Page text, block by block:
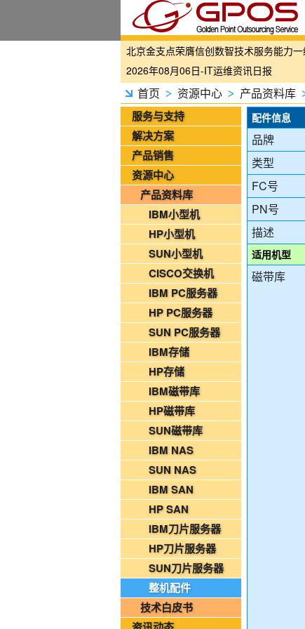
国家铁路局关于印发《“十四五”铁路科技
2026年08月06日-IT运维资讯日报
2026年08月06日-铁路智慧运维资讯日报
2026年08月06日-烟草IT运维资讯日报
2026年08月05日-金支点IT运维资讯日报
2026年08月05日-金支点铁路智慧运维资
2026年08月05日-金支点烟草IT运维资讯
20260804-金支点IT运维资讯日报
20260804-金支点铁路智慧运维资讯日报
20260804-金支点烟草IT运维资讯日报
2026年08月03日-金支点IT运维资讯日报
2026年08月03日-金支点铁路智慧运维资
2026年08月03日-金支点烟草IT运维资讯
2026年08月02日-金支点IT运维资讯日报
2026年08月02日-金支点铁路智慧运维资
国家铁路局关于印发《“十四五”铁路科
2026年08月06日-IT运维资讯日报
2026年08月06日-铁路智慧运维资讯日报
2026年08月06日-烟草IT运维资讯日报
2026年08月05日-金支点IT运维资讯日报
2026年08月05日-金支点铁路智慧运维资
2026年08月05日-金支点烟草IT运维资讯
20260804-金支点IT运维资讯日报
20260804-金支点铁路智慧运维资讯日报
20260804-金支点烟草IT运维资讯日报
2026年08月03日-金支点IT运维资讯日报
2026年08月03日-金支点铁路智慧运维资
2026年08月03日-金支点烟草IT运维资讯
2026年08月02日-金支点IT运维资讯日报
首页 > 资源中心 > 产品资料库
服务与支持
解决方案
产品销售
资源中心
产品资料库
IBM小型机
HP小型机
SUN小型机
CISCO交换机
IBM PC服务器
HP PC服务器
SUN PC服务器
IBM存储
HP存储
IBM磁带库
HP磁带库
SUN磁带库
IBM NAS
SUN NAS
IBM SAN
HP SAN
IBM刀片服务器
HP刀片服务器
SUN刀片服务器
整机配件
技术白皮书
配件信息
品牌
类型
FC号
PN号
描述
适用机型
磁带库